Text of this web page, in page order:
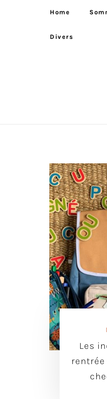
Home
Divers
Les